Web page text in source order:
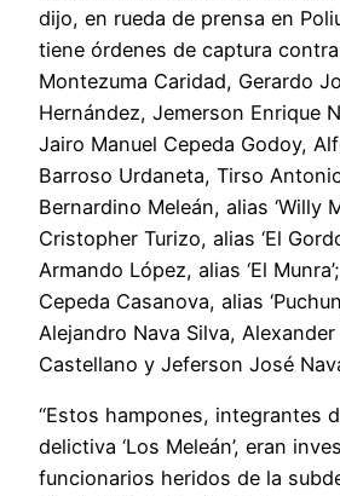
dijo, en rueda de prensa en
tiene órdenes de captura
Montezuma Caridad, Gerardo
Hernández, Jemerson Enrique
Jairo Manuel Cepeda Godoy,
Barroso Urdaneta, Tirso
Bernardino Meleán, alias ‘Willy
Cristopher Turizo, alias ‘El
Armando López, alias ‘El
Cepeda Casanova, alias
Alejandro Nava Silva,
Castellano y Jeferson José
“Estos hampones, integrantes
delictiva ‘Los Meleán’, eran
funcionarios heridos de la